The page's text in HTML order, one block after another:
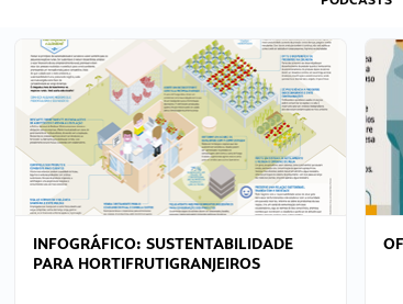
INFOGRÁFICO: SUSTENTABILIDADE
PARA HORTIFRUTIGRANJEIROS